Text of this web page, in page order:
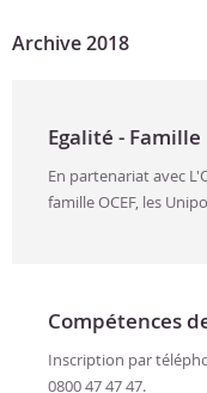
Archive 2018
Egalité - Famille
En partenariat avec
famille OCEF, les
Compétences
Inscription par
0800 47 47 47.